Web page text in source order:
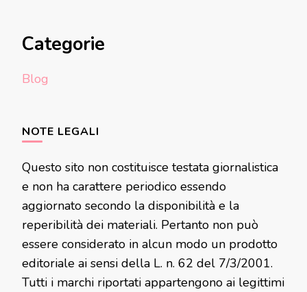
Categorie
Blog
NOTE LEGALI
Questo sito non costituisce testata giornalistica
e non ha carattere periodico essendo
aggiornato secondo la disponibilità e la
reperibilità dei materiali. Pertanto non può
essere considerato in alcun modo un prodotto
editoriale ai sensi della L. n. 62 del 7/3/2001.
Tutti i marchi riportati appartengono ai legittimi